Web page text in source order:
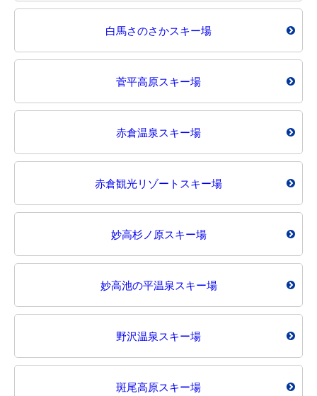
白馬さのさかスキー場
菅平高原スキー場
赤倉温泉スキー場
赤倉観光リゾートスキー場
妙高杉ノ原スキー場
妙高池の平温泉スキー場
野沢温泉スキー場
斑尾高原スキー場